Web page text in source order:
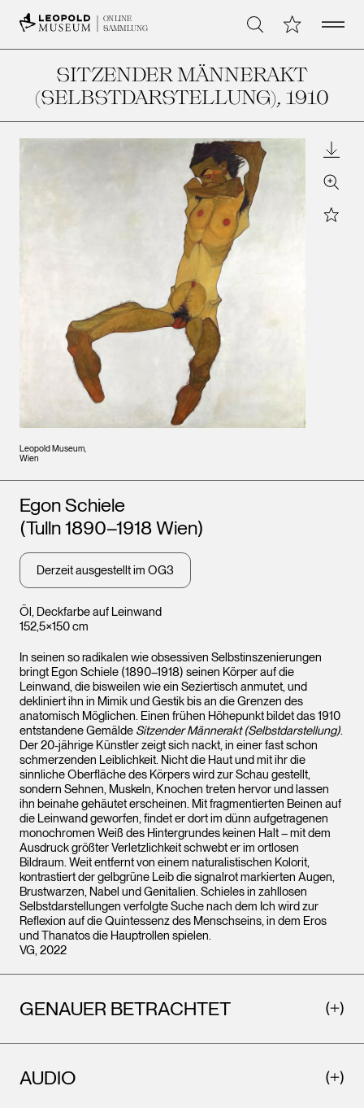
ONLINE
SAMMLUNG
Suche Meine Open
SITZENDER MÄNNERAKT
(SELBSTDARSTELLUNG), 1910
Leopold Museum,
Wien
Zoom
Star
Öl, Deckfarbe auf Leinwand
152,5×150 cm
Künstler*innen
Egon Schiele
(Tulln 1890–1918 Wien)
Derzeit ausgestellt im OG3
In seinen so radikalen wie obsessiven Selbstinszenierungen
bringt Egon Schiele (1890–1918) seinen Körper auf die
Leinwand, die bisweilen wie ein Seziertisch anmutet, und
dekliniert ihn in Mimik und Gestik bis an die Grenzen des
anatomisch Möglichen. Einen frühen Höhepunkt bildet das 1910
entstandene Gemälde Sitzender Männerakt (Selbstdarstellung).
Der 20-jährige Künstler zeigt sich nackt, in einer fast schon
schmerzenden Leiblichkeit. Nicht die Haut und mit ihr die
sinnliche Oberfläche des Körpers wird zur Schau gestellt,
sondern Sehnen, Muskeln, Knochen treten hervor und lassen
ihn beinahe gehäutet erscheinen. Mit fragmentierten Beinen auf
die Leinwand geworfen, findet er dort im dünn aufgetragenen
monochromen Weiß des Hintergrundes keinen Halt – mit dem
Ausdruck größter Verletzlichkeit schwebt er im ortlosen
Bildraum. Weit entfernt von einem naturalistischen Kolorit,
kontrastiert der gelbgrüne Leib die signalrot markierten Augen,
Brustwarzen, Nabel und Genitalien. Schieles in zahllosen
Selbstdarstellungen verfolgte Suche nach dem Ich wird zur
Reflexion auf die Quintessenz des Menschseins, in dem Eros
und Thanatos die Hauptrollen spielen.
VG, 2022
GENAUER BETRACHTET
AUDIO